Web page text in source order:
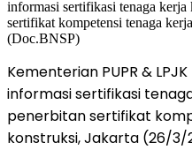
Kementerian PUPR &
informasi sertifikasi
penerbitan sertifikat
konstruksi, Jakarta (26/3/